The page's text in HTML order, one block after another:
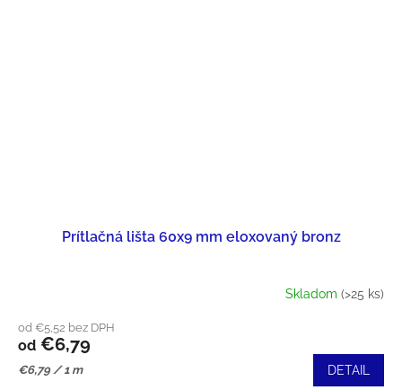
Prítlačná lišta 60x9 mm eloxovaný bronz
Skladom (>25 ks)
od €5,52 bez DPH
od €6,79
Jednotková
€6,79 / 1 m DETAIL